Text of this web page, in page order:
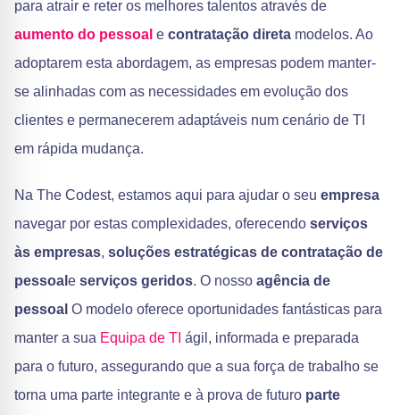
para atrair e reter os melhores talentos através de
aumento do pessoal e contratação direta modelos. Ao
adoptarem esta abordagem, as empresas podem manter-
se alinhadas com as necessidades em evolução dos
clientes e permanecerem adaptáveis num cenário de TI
em rápida mudança.
Na The Codest, estamos aqui para ajudar o seu empresa
navegar por estas complexidades, oferecendo serviços
às empresas, soluções estratégicas de contratação de
pessoal e serviços geridos. O nosso agência de
pessoal O modelo oferece oportunidades fantásticas para
manter a sua Equipa de TI ágil, informada e preparada
para o futuro, assegurando que a sua força de trabalho se
torna uma parte integrante e à prova de futuro parte